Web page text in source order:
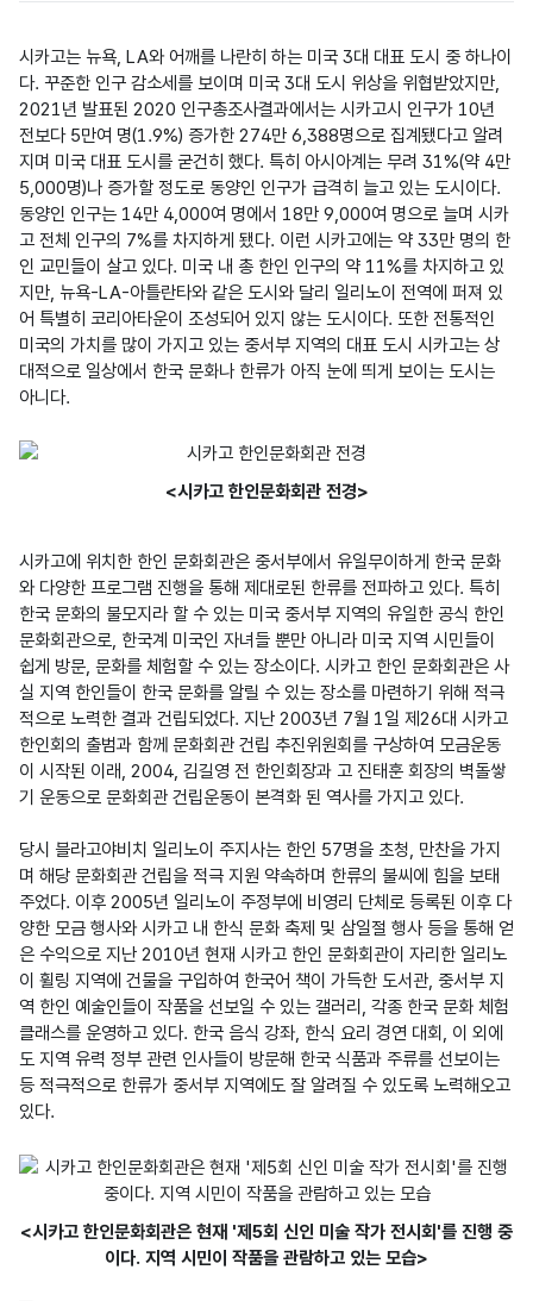
시카고는 뉴욕, LA와 어깨를 나란히 하는 미국 3대 대표 도시 중 하나이
다. 꾸준한 인구 감소세를 보이며 미국 3대 도시 위상을 위협받았지만,
2021년 발표된 2020 인구총조사결과에서는 시카고시 인구가 10년
전보다 5만여 명(1.9%) 증가한 274만 6,388명으로 집계됐다고 알려
지며 미국 대표 도시를 굳건히 했다. 특히 아시아계는 무려 31%(약 4만
5,000명)나 증가할 정도로 동양인 인구가 급격히 늘고 있는 도시이다.
동양인 인구는 14만 4,000여 명에서 18만 9,000여 명으로 늘며 시카
고 전체 인구의 7%를 차지하게 됐다. 이런 시카고에는 약 33만 명의 한
인 교민들이 살고 있다. 미국 내 총 한인 인구의 약 11%를 차지하고 있
지만, 뉴욕-LA-아틀란타와 같은 도시와 달리 일리노이 전역에 퍼져 있
어 특별히 코리아타운이 조성되어 있지 않는 도시이다. 또한 전통적인
미국의 가치를 많이 가지고 있는 중서부 지역의 대표 도시 시카고는 상
대적으로 일상에서 한국 문화나 한류가 아직 눈에 띄게 보이는 도시는
아니다.
<시카고 한인문화회관 전경>
시카고에 위치한 한인 문화회관은 중서부에서 유일무이하게 한국 문화
와 다양한 프로그램 진행을 통해 제대로된 한류를 전파하고 있다. 특히
한국 문화의 불모지라 할 수 있는 미국 중서부 지역의 유일한 공식 한인
문화회관으로, 한국계 미국인 자녀들 뿐만 아니라 미국 지역 시민들이
쉽게 방문, 문화를 체험할 수 있는 장소이다. 시카고 한인 문화회관은 사
실 지역 한인들이 한국 문화를 알릴 수 있는 장소를 마련하기 위해 적극
적으로 노력한 결과 건립되었다. 지난 2003년 7월 1일 제26대 시카고
한인회의 출범과 함께 문화회관 건립 추진위원회를 구상하여 모금운동
이 시작된 이래, 2004, 김길영 전 한인회장과 고 진태훈 회장의 벽돌쌓
기 운동으로 문화회관 건립운동이 본격화 된 역사를 가지고 있다.
당시 블라고야비치 일리노이 주지사는 한인 57명을 초청, 만찬을 가지
며 해당 문화회관 건립을 적극 지원 약속하며 한류의 불씨에 힘을 보태
주었다. 이후 2005년 일리노이 주정부에 비영리 단체로 등록된 이후 다
양한 모금 행사와 시카고 내 한식 문화 축제 및 삼일절 행사 등을 통해 얻
은 수익으로 지난 2010년 현재 시카고 한인 문화회관이 자리한 일리노
이 휠링 지역에 건물을 구입하여 한국어 책이 가득한 도서관, 중서부 지
역 한인 예술인들이 작품을 선보일 수 있는 갤러리, 각종 한국 문화 체험
클래스를 운영하고 있다. 한국 음식 강좌, 한식 요리 경연 대회, 이 외에
도 지역 유력 정부 관련 인사들이 방문해 한국 식품과 주류를 선보이는
등 적극적으로 한류가 중서부 지역에도 잘 알려질 수 있도록 노력해오고
있다.
<시카고 한인문화회관은 현재 '제5회 신인 미술 작가 전시회'를 진행 중
이다. 지역 시민이 작품을 관람하고 있는 모습>